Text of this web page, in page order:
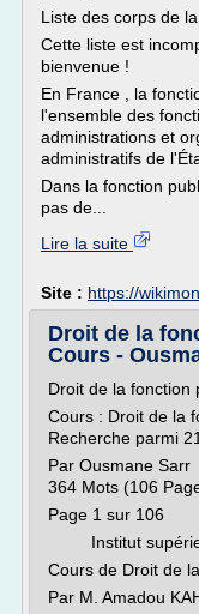
Liste des corps de
Cette liste est
bienvenue !
En France , la
l'ensemble des
administrations et
administratifs de
Dans la fonction
pas de...
Lire la suite
Site : https://
Droit de la
Cours -
Droit de la fonction
Cours : Droit de la
Recherche parmi
Par Ousmane
364 Mots (106
Page 1 sur 106
Institut
Cours de Droit de
Par M. Amadou